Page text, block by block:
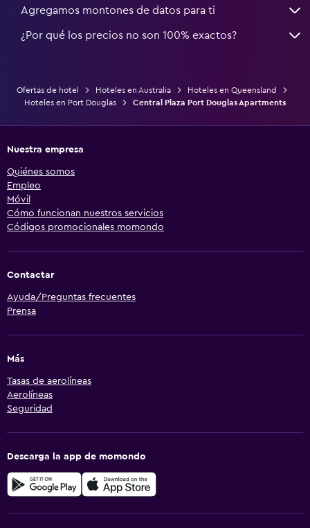
Agregamos montones de datos para ti
¿Por qué los precios no son 100% exactos?
Ofertas de hotel Hoteles en Australia
Hoteles en Queensland
Hoteles en Port Douglas
Central Plaza Port Douglas Apartments
Nuestra empresa
Quiénes somos
Empleo
Móvil
Cómo funcionan nuestros servicios
Códigos promocionales momondo
Contactar
Ayuda/Preguntas frecuentes
Prensa
Más
Tasas de aerolíneas
Aerolíneas
Seguridad
Descarga la app de momondo